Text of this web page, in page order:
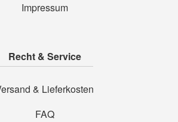
Impressum
Recht & Service
& Lieferkosten
FAQ